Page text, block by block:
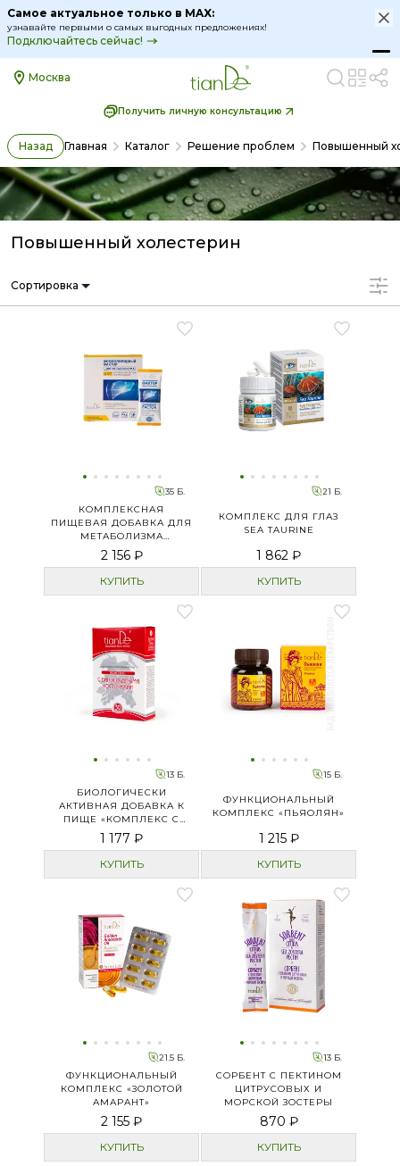
Самое актуальное только в MAX:
узнавайте первыми о самых выгодных предложениях!
Подключайтесь сейчас!
Москва
Получить личную консультацию
Назад Главная Каталог Решение проблем Повышенный
Повышенный холестерин
Сортировка
35 Б.
КОМПЛЕКСНАЯ
ПИЩЕВАЯ ДОБАВКА ДЛЯ
МЕТАБОЛИЗМА
«ФОСФОЛИПИДНЫЙ
ФАКТОР»
2 156 ₽
КУПИТЬ
21 Б.
КОМПЛЕКС ДЛЯ ГЛАЗ
SEA TAURINE
1 862 ₽
КУПИТЬ
13 Б.
БИОЛОГИЧЕСКИ
АКТИВНАЯ ДОБАВКА К
ПИЩЕ «КОМПЛЕКС С
ВИНОГРАДНЫМИ
КОСТОЧКАМИ»
1 177 ₽
КУПИТЬ
15 Б.
ФУНКЦИОНАЛЬНЫЙ
КОМПЛЕКС «ПЬЯОЛЯН»
1 215 ₽
КУПИТЬ
21.5 Б.
ФУНКЦИОНАЛЬНЫЙ
КОМПЛЕКС «ЗОЛОТОЙ
АМАРАНТ»
2 155 ₽
КУПИТЬ
13 Б.
СОРБЕНТ С ПЕКТИНОМ
ЦИТРУСОВЫХ И
МОРСКОЙ ЗОСТЕРЫ
870 ₽
КУПИТЬ